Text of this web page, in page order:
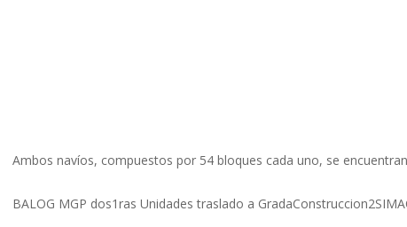
Ambos navíos, compuestos por 54 bloques cada uno, se
BALOG MGP dos1ras Unidades traslado a